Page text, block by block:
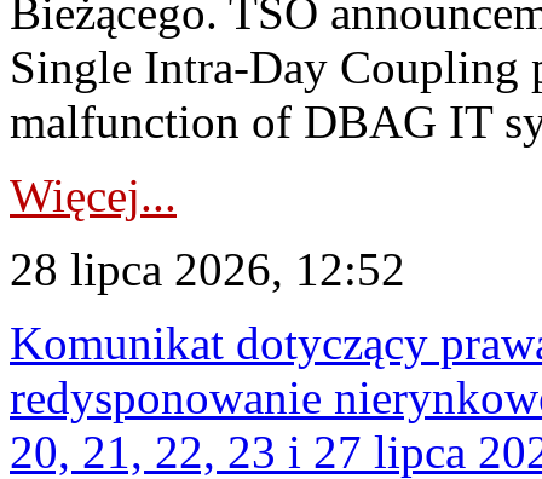
Bieżącego. TSO
Single Intra-Day Coupling
malfunction of DBAG IT
Więcej...
28 lipca 2026, 12:52
Komunikat dotyczący
redysponowanie
20, 21, 22, 23 i 27 lipca